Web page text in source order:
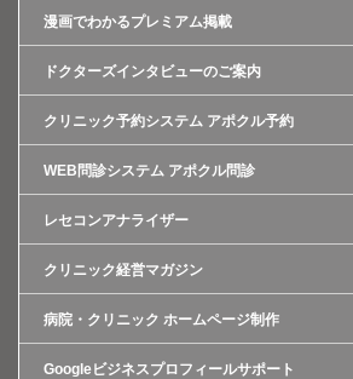
漫画でわかるプレミアム掲載
ドクターズインタビューのご案内
クリニック予約システム アポクル予約
WEB問診システム アポクル問診
レセコンアナライザー
クリニック経営マガジン
病院・クリニック ホームページ制作
Googleビジネスプロフィールサポート